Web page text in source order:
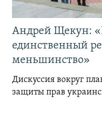
Андрей Щекун:
единственный
меньшинство»
Дискуссия вокруг
защиты прав